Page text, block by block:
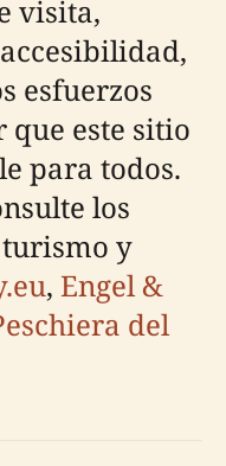
visita,
esfuerzos
que este sitio
para todos.
los
y
, Engel &
del